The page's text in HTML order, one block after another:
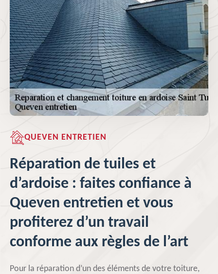
QUEVEN ENTRETIEN
Réparation de tuiles et
d’ardoise : faites confiance à
Queven entretien et vous
profiterez d’un travail
conforme aux règles de l’art
Pour la réparation d’un des éléments de votre toiture,